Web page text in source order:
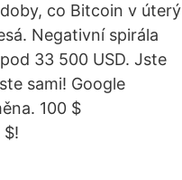
co Bitcoin v úterý
Negativní spirála
33 500 USD. Jste
sami! Google
100 $
$!